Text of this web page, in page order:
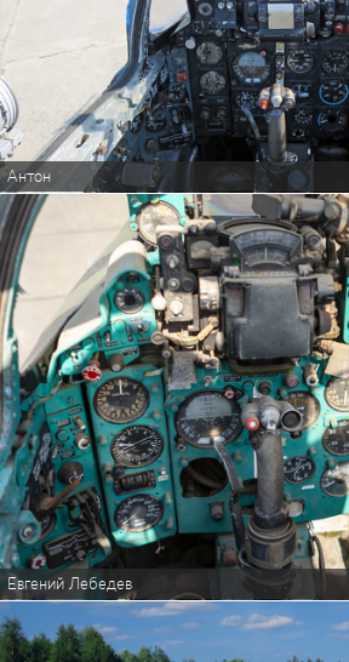
Антон
Евгений Лебедев